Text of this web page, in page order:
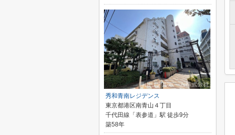
秀和青南レジデンス
東京都港区南青山４丁目
千代田線「表参道」駅 徒歩9分
築58年